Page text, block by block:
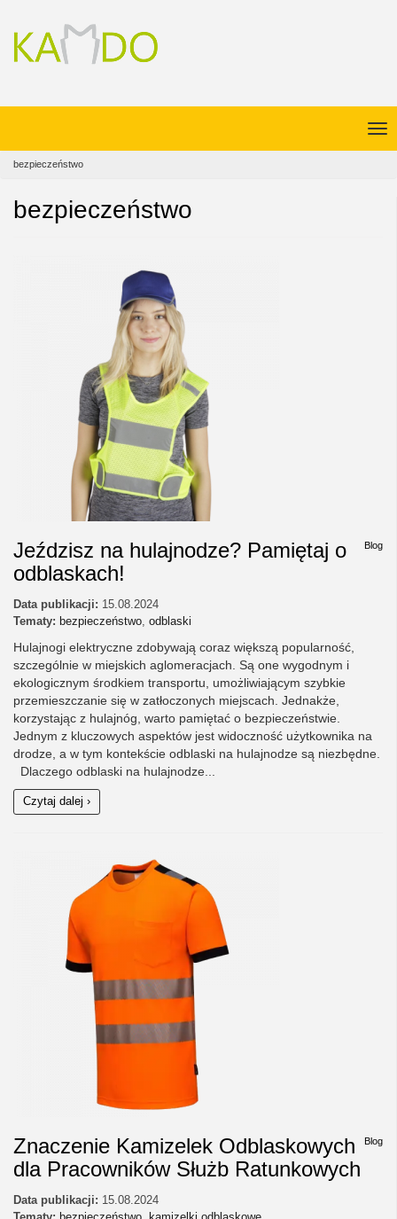
bezpieczeństwo
bezpieczeństwo
Blog
Jeździsz na hulajnodze? Pamiętaj o
odblaskach!
Data publikacji: 15.08.2024
Tematy: bezpieczeństwo, odblaski
Hulajnogi elektryczne zdobywają coraz większą popularność,
szczególnie w miejskich aglomeracjach. Są one wygodnym i
ekologicznym środkiem transportu, umożliwiającym szybkie
przemieszczanie się w zatłoczonych miejscach. Jednakże,
korzystając z hulajnóg, warto pamiętać o bezpieczeństwie.
Jednym z kluczowych aspektów jest widoczność użytkownika na
drodze, a w tym kontekście odblaski na hulajnodze są niezbędne.
Dlaczego odblaski na hulajnodze...
Czytaj dalej ›
Blog
Znaczenie Kamizelek Odblaskowych
dla Pracowników Służb Ratunkowych
Data publikacji: 15.08.2024